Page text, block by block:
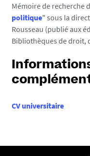
Mémoire de recherche
politique" sous la
Rousseau (publié aux
Bibliothèques de droit,
CV universitaire